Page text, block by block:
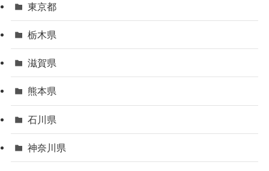
東京都
栃木県
滋賀県
熊本県
石川県
神奈川県